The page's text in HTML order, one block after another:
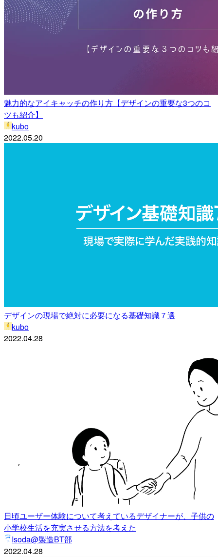
魅力的なアイキャッチの作り方【デザインの重要な3つのコ
ツも紹介】
kubo
2022.05.20
デザインの現場で絶対に必要になる基礎知識７選
kubo
2022.04.28
日頃ユーザー体験について考えているデザイナーが、子供の
小学校生活を充実させる方法を考えた
Isoda@製造BT部
2022.04.28